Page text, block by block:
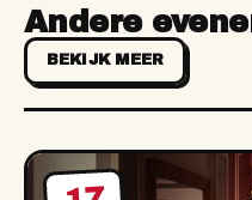
Andere
BEKIJK MEER